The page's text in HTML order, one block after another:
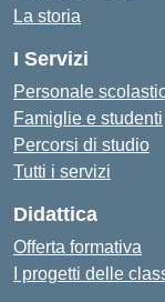
La storia
I Servizi
Personale
Famiglie e studenti
Percorsi di studio
Tutti i servizi
Didattica
Offerta formativa
I progetti delle